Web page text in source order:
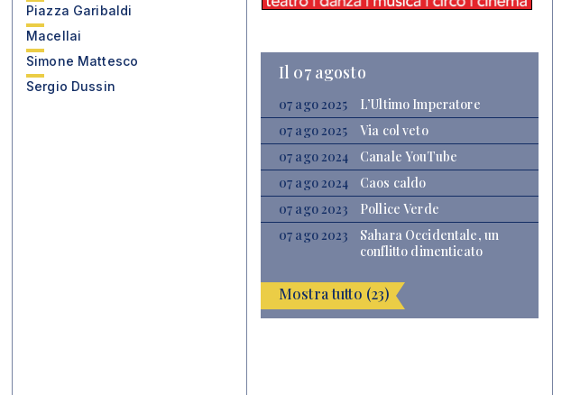
Piazza Garibaldi
Macellai
Simone Mattesco
Sergio Dussin
Il 07 agosto
07 ago 2025
L’Ultimo Imperatore
07 ago 2025
Via col veto
07 ago 2024
Canale YouTube
07 ago 2024
Caos caldo
07 ago 2023
Pollice Verde
07 ago 2023
Sahara Occidentale, un
conflitto dimenticato
Mostra tutto (23)